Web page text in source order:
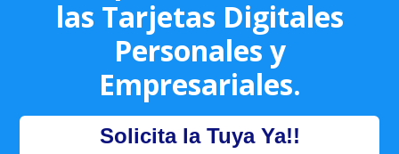
las Tarjetas Digitales
Personales y
Empresariales.
Solicita la Tuya Ya!!